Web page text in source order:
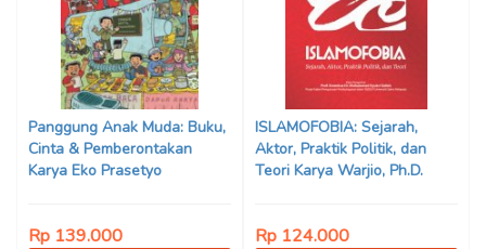
Panggung Anak Muda: Buku,
Cinta & Pemberontakan
Karya Eko Prasetyo
Rp 139.000
ISLAMOFOBIA: Sejarah,
Aktor, Praktik Politik, dan
Teori Karya Warjio, Ph.D.
Rp 124.000